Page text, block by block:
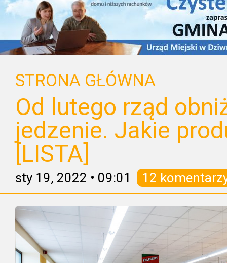
STRONA GŁÓWNA
Od lutego rząd
jedzenie. Jakie
[LISTA]
sty 19, 2022 • 09:01 12